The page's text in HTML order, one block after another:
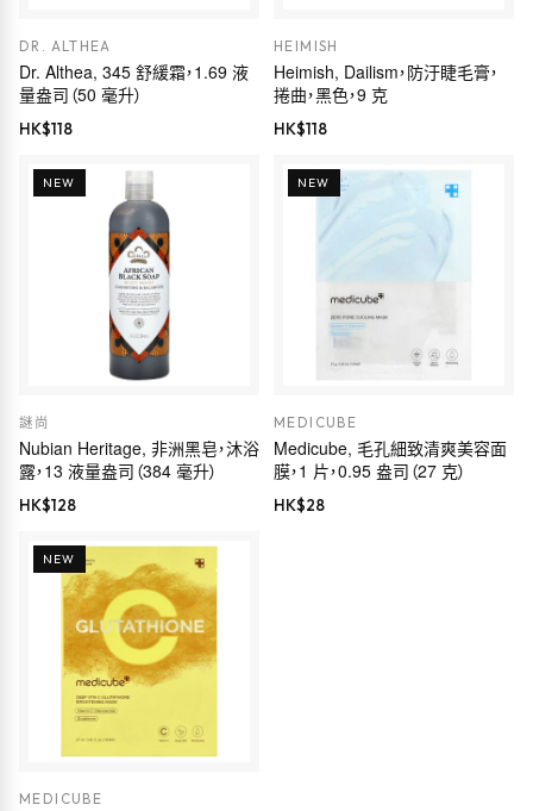
DR. ALTHEA
Dr. Althea, 345 舒緩霜，1.69 液
量盎司（50 毫升）
HK$118
HEIMISH
Heimish, Dailism，防汙睫毛膏，
捲曲，黑色，9 克
HK$118
NEW
謎尚
Nubian Heritage, 非洲黑皂，沐浴
露，13 液量盎司（384 毫升）
HK$128
NEW
MEDICUBE
Medicube, 毛孔細致清爽美容面
膜，1 片，0.95 盎司（27 克）
HK$28
NEW
MEDICUBE